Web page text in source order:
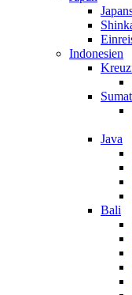
Indonesien
Java
Bali